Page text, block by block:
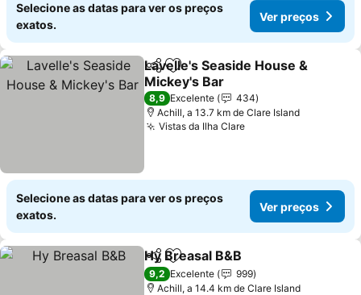
Selecione as datas para ver os preços
exatos.
Ver preços
PartilharAdicionar aos favoritos
Lavelle's Seaside House &
Mickey's Bar
Ver preços
8,9 Excelente
434
Achill, a 13.7 km de Clare Island
Vistas da Ilha ClareVer preços
Selecione as datas para ver os preços
exatos.
Ver preços
PartilharAdicionar aos favoritos
Hy Breasal B&B
9,2 Excelente
999
Achill, a 14.4 km de Clare Island